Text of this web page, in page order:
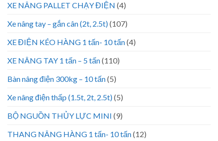
XE NÂNG PALLET CHẠY ĐIỆN (4)
Xe nâng tay – gắn cân (2t, 2.5t)(107)
XE ĐIỆN KÉO HÀNG 1 tấn- 10 tấn(4)
XE NÂNG TAY 1 tấn – 5 tấn(110)
Bàn nâng điện 300kg – 10 tấn(5)
Xe nâng điện thấp (1.5t, 2t, 2.5t)(5)
BỘ NGUỒN THỦY LỰC MINI (9)
THANG NÂNG HÀNG 1 tấn- 10 tấn(12)